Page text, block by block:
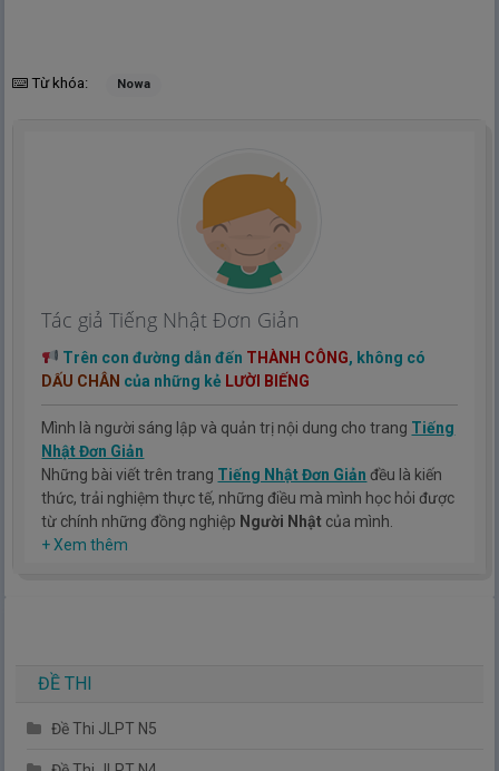
Từ khóa: Nowa
Tác giả Tiếng Nhật Đơn Giản
Trên con đường dẫn đến THÀNH CÔNG, không có
DẤU CHÂN của những kẻ LƯỜI BIẾNG
Mình là người sáng lập và quản trị nội dung cho trang Tiếng
Nhật Đơn Giản
Những bài viết trên trang Tiếng Nhật Đơn Giản đều là kiến
thức, trải nghiệm thực tế, những điều mà mình học hỏi được
từ chính những đồng nghiệp Người Nhật của mình.
Hy vọng rằng kinh nghiệm mà mình có được sẽ giúp các bạn
+ Xem thêm
ĐỀ THI
Đề Thi JLPT N5